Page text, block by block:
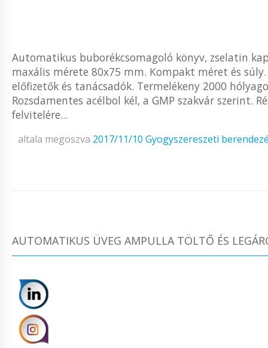
Automatikus buborékcsomagoló könyv, zselatin
maxális mérete 80x75 mm. Kompakt méret és
előfizetők és tanácsadók. Termelékeny 2000
Rozsdamentes acélbol kél, a GMP szakvár szerint.
felvitelére...
altala megoszva 2017/11/10 Gyogyszereszeti
AUTOMATIKUS ÜVEG AMPULLA TÖLTŐ ÉS